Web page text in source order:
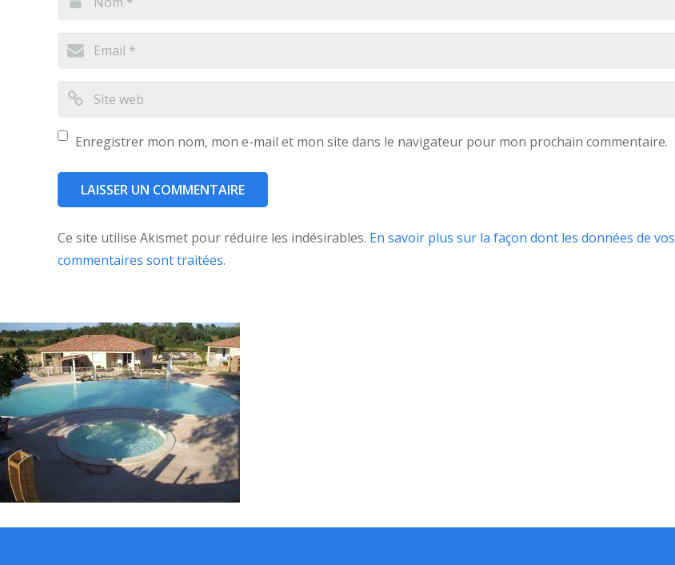
Enregistrer mon nom, mon e-mail et mon site dans le navigateur pour mon prochain commentaire.
Ce site utilise Akismet pour réduire les indésirables. En savoir plus sur la façon dont les données de vos
commentaires sont traitées.